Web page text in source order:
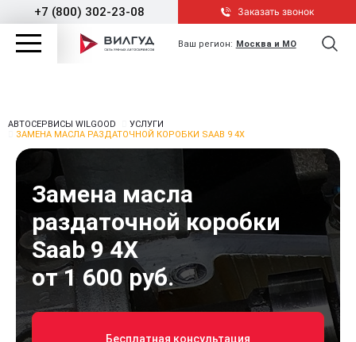
+7 (800) 302-23-08 Заказать звонок
Ваш регион: Москва и МО
АВТОСЕРВИСЫ WILGOOD
УСЛУГИ
ЗАМЕНА МАСЛА РАЗДАТОЧНОЙ КОРОБКИ SAAB 9 4X
Замена масла
раздаточной коробки
Saab 9 4X
от 1 600 руб.
Бесплатная консультация